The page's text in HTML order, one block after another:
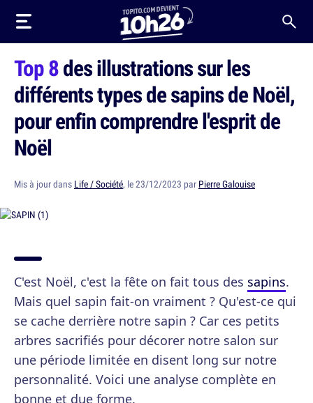
Top 8des illustrations sur les
différents types de sapins de Noël,
pour enfin comprendre l'esprit de
Noël
Mis à jour dans Life / Société, le 23/12/2023 par Pierre Galouise
C'est Noël, c'est la fête on fait tous des sapins.
Mais quel sapin fait-on vraiment ? Qu'est-ce qui
se cache derrière notre sapin ? Car ces petits
arbres sacrifiés pour décorer notre salon sur
une période limitée en disent long sur notre
personnalité. Voici une analyse complète en
bonne et due forme.